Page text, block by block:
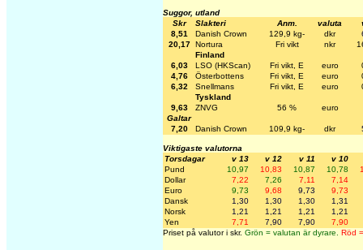
Suggor, utland
Skr
Slakteri Anm. valuta
8,51
Danish Crown 129,9 kg- dkr
20,17 Nortura Fri vikt nkr
Finland
6,03
LSO (HKScan) Fri vikt, E euro
4,76
Österbottens Fri vikt, E euro
6,32
Snellmans Fri vikt, E euro
Tyskland
9,63
ZNVG 56 %
euro
Galtar
7,20
Danish Crown 109,9 kg- dkr
Viktigaste valutorna
Torsdagar
v 13 v 12 v 11
v 10
Pund
10,97 10,83 10,87 10,78
Dollar
7,22 7,26 7,11
7,14
Euro
9,73 9,68 9,73
9,73
Dansk
1,30 1,30 1,30
1,31
Norsk
1,21 1,21 1,21
1,21
Yen
7,71 7,90 7,90
7,90
Priset på valutor i skr. Grön = valutan är dyrare. Röd